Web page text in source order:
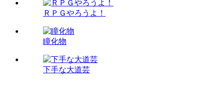
ＲＰＧやろうよ！
瞳化物
下手な大道芸